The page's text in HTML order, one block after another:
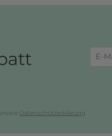
Datenschutzerklärung.